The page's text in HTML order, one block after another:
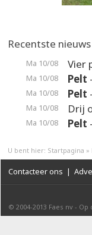
Recentste
Ma 10/08 Vier
Ma 10/08 Pelt
Ma 10/08 Pelt
Ma 10/08 Drij
Ma 10/08 Pelt
U bent hier: Startpagina »
Contacteer ons |
© 2004-2013 Faes nv - Op